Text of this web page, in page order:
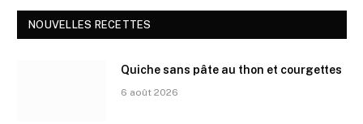
NOUVELLES RECETTES
Quiche sans pâte au thon et courgettes
6 août 2026